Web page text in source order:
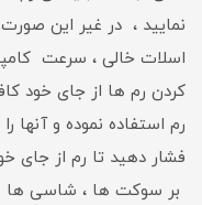
نمایید ، در غیر این
اسلات خالی ، سرعت
کردن رم ها از جای خود
رم استفاده نموده و
فشار دهید تا رم از جای
بر سوکت ها ، شاسی ها